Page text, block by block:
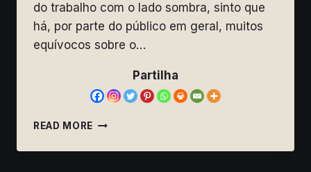
do trabalho com o lado sombra, sinto que
há, por parte do público em geral, muitos
equívocos sobre o…
Partilha
READ MORE TRABALHAR
SOMBRA